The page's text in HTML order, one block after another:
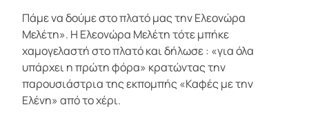
Πάμε να δούμε στο πλατό μας την Ελεονώρα
Μελέτη». Η Ελεονώρα Μελέτη τότε μπήκε
χαμογελαστή στο πλατό και δήλωσε : «για όλα
υπάρχει η πρώτη φόρα» κρατώντας την
παρουσιάστρια της εκπομπής «Καφές με την
Ελένη» από το χέρι.